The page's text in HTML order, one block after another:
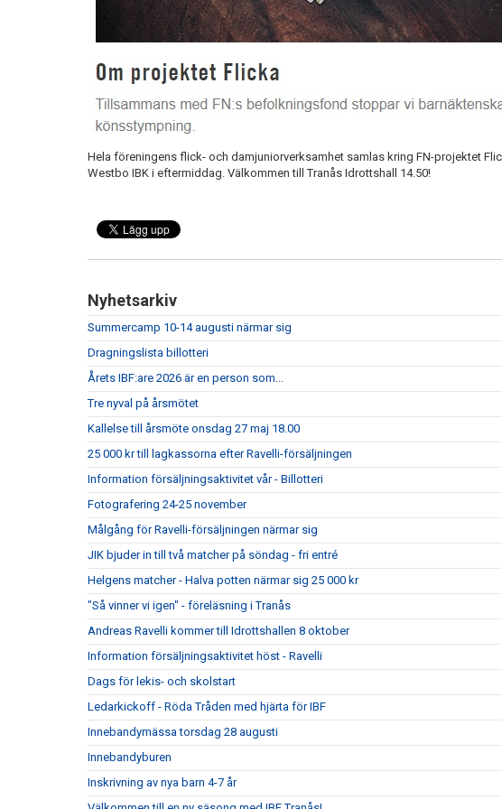
Hela föreningens flick- och damjuniorverksamhet samlas kring FN-projektet
Westbo IBK i eftermiddag. Välkommen till Tranås Idrottshall 14.50!
Nyhetsarkiv
Summercamp 10-14 augusti närmar sig
Dragningslista billotteri
Årets IBF:are 2026 är en person som...
Tre nyval på årsmötet
Kallelse till årsmöte onsdag 27 maj 18.00
25 000 kr till lagkassorna efter Ravelli-försäljningen
Information försäljningsaktivitet vår - Billotteri
Fotografering 24-25 november
Målgång för Ravelli-försäljningen närmar sig
JIK bjuder in till två matcher på söndag - fri entré
Helgens matcher - Halva potten närmar sig 25 000 kr
"Så vinner vi igen" - föreläsning i Tranås
Andreas Ravelli kommer till Idrottshallen 8 oktober
Information försäljningsaktivitet höst - Ravelli
Dags för lekis- och skolstart
Ledarkickoff - Röda Tråden med hjärta för IBF
Innebandymässa torsdag 28 augusti
Innebandyburen
Inskrivning av nya barn 4-7 år